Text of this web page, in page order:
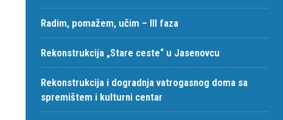
Radim, pomažem, učim – III faza
Rekonstrukcija „Stare ceste“ u Jasenovcu
Rekonstrukcija i dogradnja vatrogasnog doma sa
spremištem i kulturni centar